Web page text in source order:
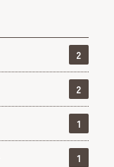
2
2
1
1